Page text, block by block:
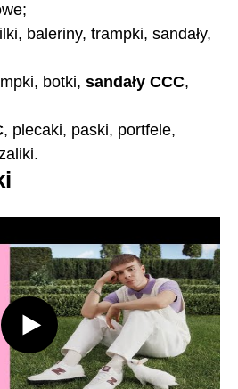
baleriny, trampki, sandały,
botki, sandały CCC,
, plecaki, paski, portfele,